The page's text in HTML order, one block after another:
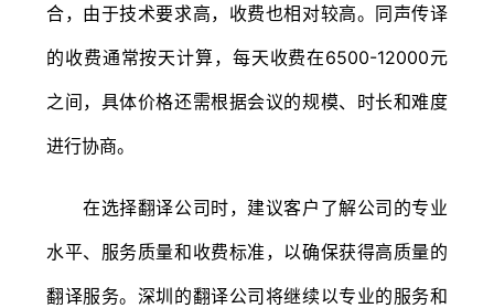
合，由于技术要求高，收费也相对较高。同声传译
的收费通常按天计算，每天收费在6500-12000元
之间，具体价格还需根据会议的规模、时长和难度
进行协商。
在选择翻译公司时，建议客户了解公司的专业
水平、服务质量和收费标准，以确保获得高质量的
翻译服务。深圳的翻译公司将继续以专业的服务和